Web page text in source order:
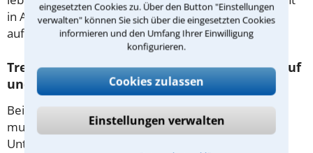
eingesetzten Cookies zu. Über den Button "Einstellungen
verwalten" können Sie sich über die eingesetzten Cookies
informieren und den Umfang Ihrer Einwilligung
konfigurieren.
Cookies zulassen
Einstellungen verwalten
in Augsburg klärt Sie über die notwendigen Schritte
auf.
Trennungsunterhalt: Wer hat Anspruch darauf
und wie wird er berechnet?
Bei einem Ehepaar, das nicht mehr zusammen ist,
muss der finanziell stärkere Partner dem anderen
Unterhalt zahlen. Für den nachehelichen Unterhalt